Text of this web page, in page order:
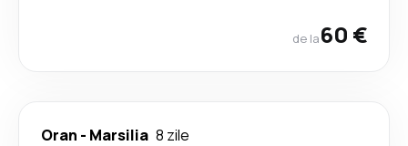
de la60 €
Oran - Marsilia 8 zile